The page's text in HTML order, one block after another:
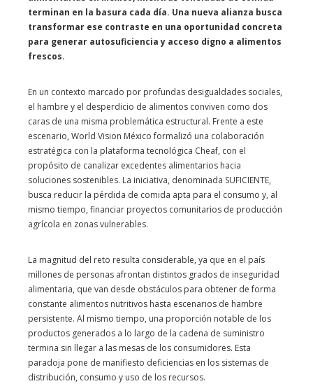
terminan en la basura cada día. Una nueva alianza busca
transformar ese contraste en una oportunidad concreta
para generar autosuficiencia y acceso digno a alimentos
frescos.
En un contexto marcado por profundas desigualdades sociales,
el hambre y el desperdicio de alimentos conviven como dos
caras de una misma problemática estructural. Frente a este
escenario, World Vision México formalizó una colaboración
estratégica con la plataforma tecnológica Cheaf, con el
propósito de canalizar excedentes alimentarios hacia
soluciones sostenibles. La iniciativa, denominada SUFICIENTE,
busca reducir la pérdida de comida apta para el consumo y, al
mismo tiempo, financiar proyectos comunitarios de producción
agrícola en zonas vulnerables.
La magnitud del reto resulta considerable, ya que en el país
millones de personas afrontan distintos grados de inseguridad
alimentaria, que van desde obstáculos para obtener de forma
constante alimentos nutritivos hasta escenarios de hambre
persistente. Al mismo tiempo, una proporción notable de los
productos generados a lo largo de la cadena de suministro
termina sin llegar a las mesas de los consumidores. Esta
paradoja pone de manifiesto deficiencias en los sistemas de
distribución, consumo y uso de los recursos.